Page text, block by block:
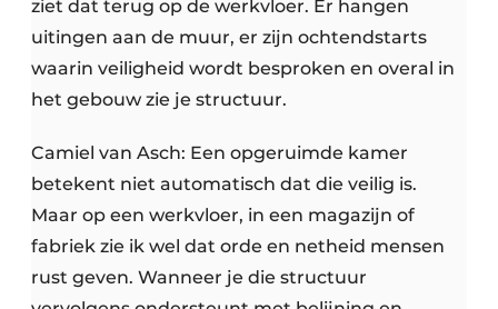
ziet dat terug op de werkvloer. Er hangen
uitingen aan de muur, er zijn ochtendstarts
waarin veiligheid wordt besproken en overal in
het gebouw zie je structuur.
Camiel van Asch: Een opgeruimde kamer
betekent niet automatisch dat die veilig is.
Maar op een werkvloer, in een magazijn of
fabriek zie ik wel dat orde en netheid mensen
rust geven. Wanneer je die structuur